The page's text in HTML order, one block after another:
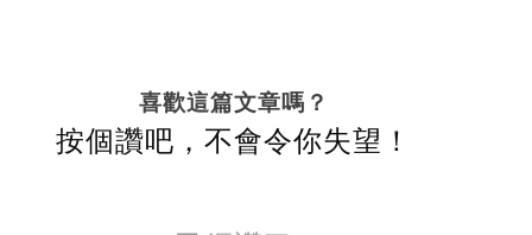
喜歡這篇文章嗎？
按個讚吧，不會令你失望！